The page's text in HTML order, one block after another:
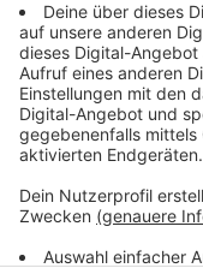
Anzeige
Anzeige